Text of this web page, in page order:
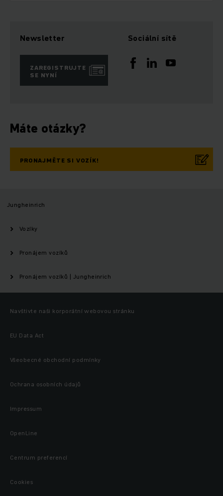
Newsletter
ZAREGISTRUJTE
SE NYNÍ
Sociální sítě
Máte otázky?
PRONAJMĚTE SI VOZÍK!
Jungheinrich
Vozíky
Pronájem vozíků
Pronájem vozíků | Jungheinrich
Navštivte naši korporátní webovou stránku
EU Data Act
Všeobecné obchodní podmínky
Ochrana osobních údajů
Impressum
OpenLine
Centrum preferencí
Cookies